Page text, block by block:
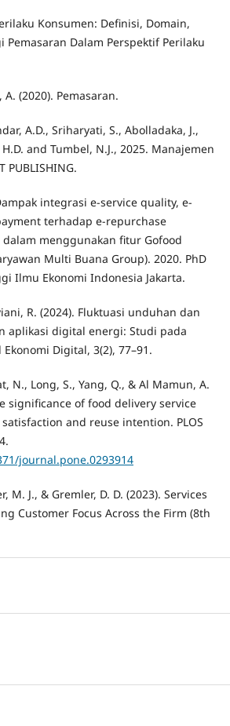
Konsumen: Definisi, Domain,
Pemasaran Dalam Perspektif Perilaku
(2020). Pemasaran.
A.D., Sriharyati, S., Abolladaka, J.,
and Tumbel, N.J., 2025. Manajemen
PUBLISHING.
integrasi e-service quality, e-
terhadap e-repurchase
menggunakan fitur Gofood
Multi Buana Group). 2020. PhD
Ilmu Ekonomi Indonesia Jakarta.
R. (2024). Fluktuasi unduhan dan
aplikasi digital energi: Studi pada
Digital, 3(2), 77–91.
N., Long, S., Yang, Q., & Al Mamun, A.
significance of food delivery service
and reuse intention. PLOS
journal.pone.0293914
M. J., & Gremler, D. D. (2023). Services
Customer Focus Across the Firm (8th